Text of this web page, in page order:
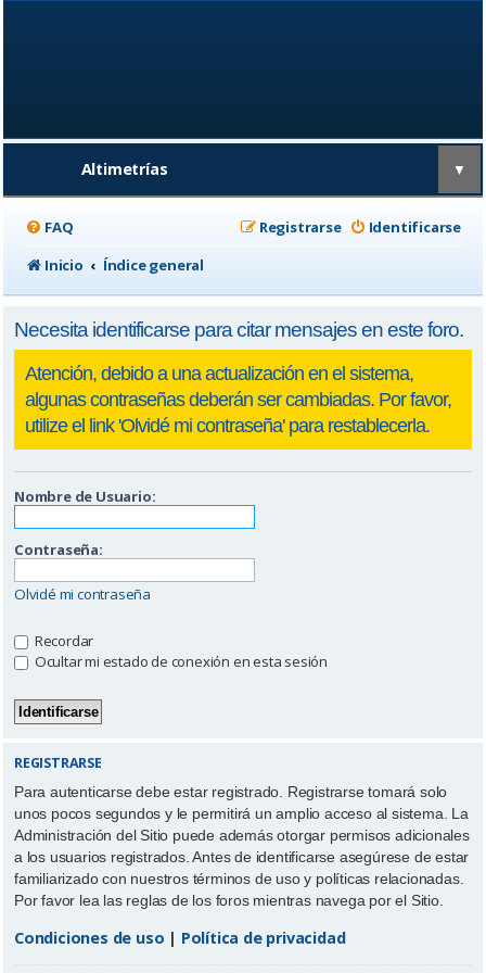
Altimetrías ▼
FAQ Identificarse
Registrarse
Inicio
Índice general
Necesita identificarse para citar mensajes en este foro.
Nombre de Usuario:
Contraseña:
Olvidé mi contraseña
Recordar
Ocultar mi estado de conexión en esta sesión
REGISTRARSE
Para autenticarse debe estar registrado. Registrarse tomará solo
unos pocos segundos y le permitirá un amplio acceso al sistema. La
Administración del Sitio puede además otorgar permisos adicionales
a los usuarios registrados. Antes de identificarse asegúrese de estar
familiarizado con nuestros términos de uso y políticas relacionadas.
Por favor lea las reglas de los foros mientras navega por el Sitio.
Condiciones de uso | Política de privacidad